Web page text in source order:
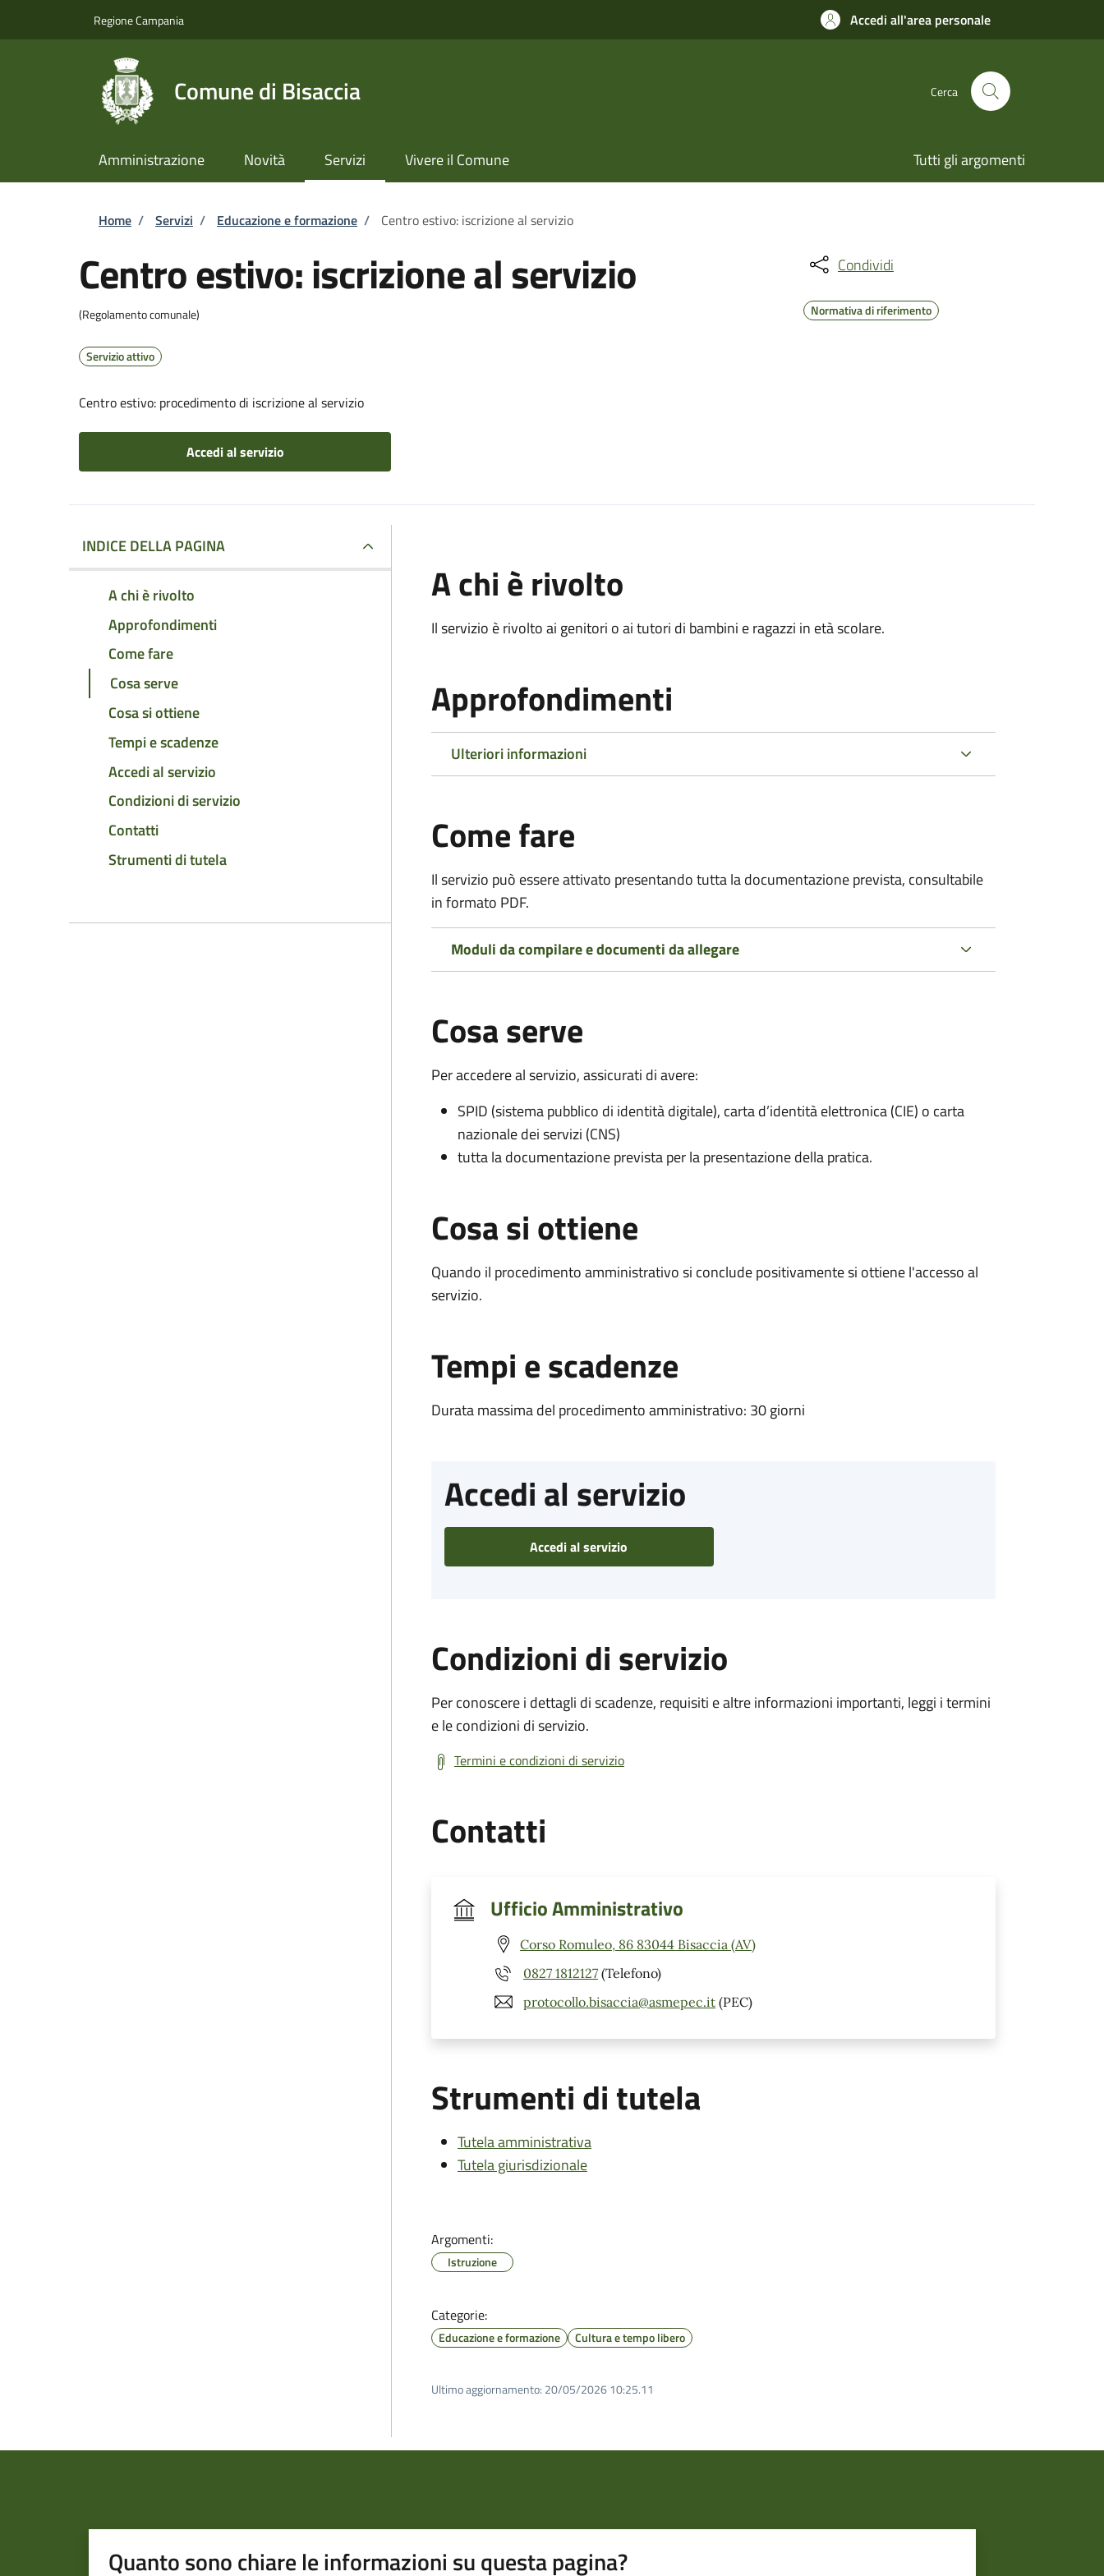
Regione Campania Accedi all'area personale
Comune di Bisaccia Cerca
Amministrazione Novità Servizi Vivere il Comune Tutti gli argomenti
Briciole di pane
Home / Servizi / Educazione e formazione / Centro estivo: iscrizione al servizio
Centro estivo: iscrizione al servizio
(Regolamento comunale)
Servizio attivo
Centro estivo: procedimento di iscrizione al servizio
Accedi al servizio
Condividi
Normativa di riferimento
INDICE DELLA PAGINA
A chi è rivolto
Approfondimenti
Come fare
Cosa serve
Cosa si ottiene
Tempi e scadenze
Accedi al servizio
Condizioni di servizio
Contatti
Strumenti di tutela
A chi è rivolto
Il servizio è rivolto ai genitori o ai tutori di bambini e ragazzi in età scolare.
Approfondimenti
Ulteriori informazioni
Come fare
Il servizio può essere attivato presentando tutta la documentazione prevista, consultabile
in formato PDF.
Moduli da compilare e documenti da allegare
Cosa serve
Per accedere al servizio, assicurati di avere:
SPID (sistema pubblico di identità digitale), carta d’identità elettronica (CIE) o carta
nazionale dei servizi (CNS)
tutta la documentazione prevista per la presentazione della pratica.
Cosa si ottiene
Quando il procedimento amministrativo si conclude positivamente si ottiene l'accesso al
servizio.
Tempi e scadenze
Durata massima del procedimento amministrativo: 30 giorni
Accedi al servizio
Accedi al servizio
Condizioni di servizio
Per conoscere i dettagli di scadenze, requisiti e altre informazioni importanti, leggi i termini
e le condizioni di servizio.
Termini e condizioni di servizio
Contatti
Ufficio Amministrativo
Corso Romuleo, 86 83044 Bisaccia (AV)
0827 1812127 (Telefono)
protocollo.bisaccia@asmepec.it (PEC)
Strumenti di tutela
Tutela amministrativa
Tutela giurisdizionale
Argomenti:
Istruzione
Categorie:
Educazione e formazione Cultura e tempo libero
Ultimo aggiornamento: 20/05/2026 10:25.11
Quanto sono chiare le informazioni su questa pagina?